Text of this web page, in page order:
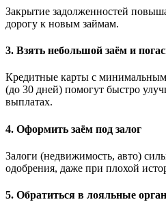
Закрытие задолженностей
дорогу к новым займам.
3. Взять небольшой заём и
Кредитные карты с
(до 30 дней) помогут быстро
выплатах.
4. Оформить заём под залог
Залоги (недвижимость, авто)
одобрения, даже при плохой
5. Обратиться в лояльные